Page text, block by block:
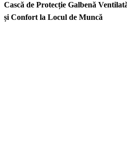
Cască de Protecție Galbenă
și Confort la Locul de Muncă